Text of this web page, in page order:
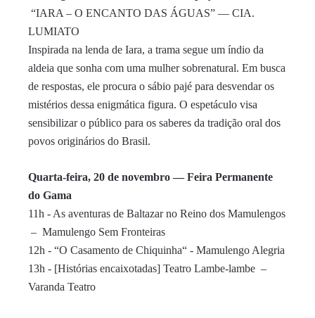
“IARA – O ENCANTO DAS ÁGUAS” — CIA.
LUMIATO
Inspirada na lenda de Iara, a trama segue um índio da
aldeia que sonha com uma mulher sobrenatural. Em busca
de respostas, ele procura o sábio pajé para desvendar os
mistérios dessa enigmática figura. O espetáculo visa
sensibilizar o público para os saberes da tradição oral dos
povos originários do Brasil.
Quarta-feira, 20 de novembro— Feira Permanente
do Gama
11h - As aventuras de Baltazar no Reino dos Mamulengos
– Mamulengo Sem Fronteiras
12h - “O Casamento de Chiquinha“ - Mamulengo Alegria
13h - [Histórias encaixotadas] Teatro Lambe-lambe –
Varanda Teatro